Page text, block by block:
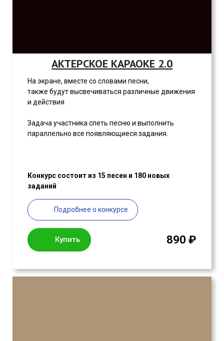
АКТЕРСКОЕ КАРАОКЕ 2.0
На экране, вместе со словами песни,
также будут высвечиваться различные движения
и действия
Задача участника спеть песню и выполнить
параллельно все появляющиеся задания.
Конкурс состоит из 15 песен и 180 новых
заданий
Подробнее о конкурсе
Купить 890 ₽